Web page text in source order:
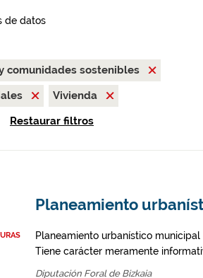
de datos
comunidades sostenibles
Vivienda
Restaurar filtros
Planeamiento
Planeamiento urbanístico
Tiene carácter meramente
Diputación Foral de Bizkaia